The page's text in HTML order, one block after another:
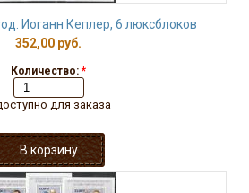
Иоганн Кеплер, 6 люксблоков
352,00 руб.
Количество: *
для заказа